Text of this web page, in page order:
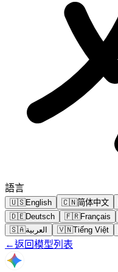
語言
🇺🇸English 🇨🇳简体中文
🇩🇪Deutsch 🇫🇷Français
🇸🇦العربية 🇻🇳Tiếng Việt
←返回模型列表